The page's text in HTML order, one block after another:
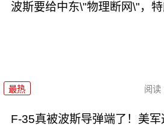
波斯要给中东\"物理断网\"，特
最热 阅读
F-35真被波斯导弹端了！美